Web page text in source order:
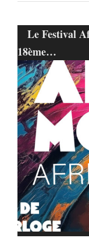
Le Festival
18ème…